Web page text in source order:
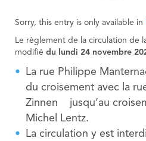
Sorry, this entry is only available in
Le règlement de la circulation de
modifié du lundi 24 novembre
La rue Philippe
du croisement avec la
Zinnen jusqu’au
Michel Lentz.
La circulation y est